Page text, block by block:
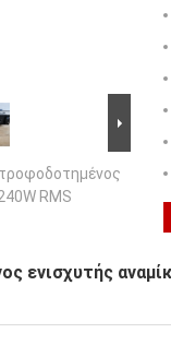
RMS
ενισχυτής